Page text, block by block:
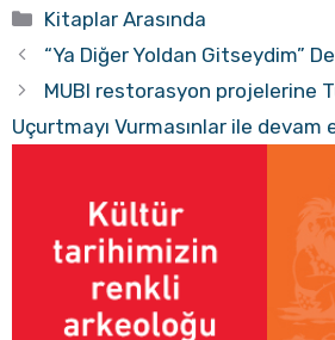
Kategoriler
Kitaplar Arasında
“Ya Diğer Yoldan Gitseydim”
MUBI restorasyon projelerine
Uçurtmayı Vurmasınlar ile devam